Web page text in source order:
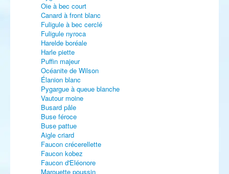
Oie à bec court
Canard à front blanc
Fuligule à bec cerclé
Fuligule nyroca
Harelde boréale
Harle piette
Puffin majeur
Océanite de Wilson
Élanion blanc
Pygargue à queue blanche
Vautour moine
Busard pâle
Buse féroce
Buse pattue
Aigle criard
Faucon crécerellette
Faucon kobez
Faucon d'Eléonore
Marouette poussin